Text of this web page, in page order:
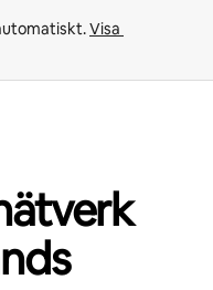
Visa